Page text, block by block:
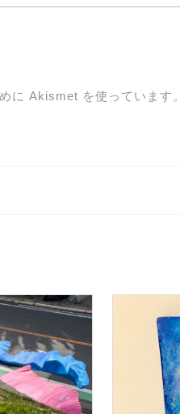
に Akismet を使っています。